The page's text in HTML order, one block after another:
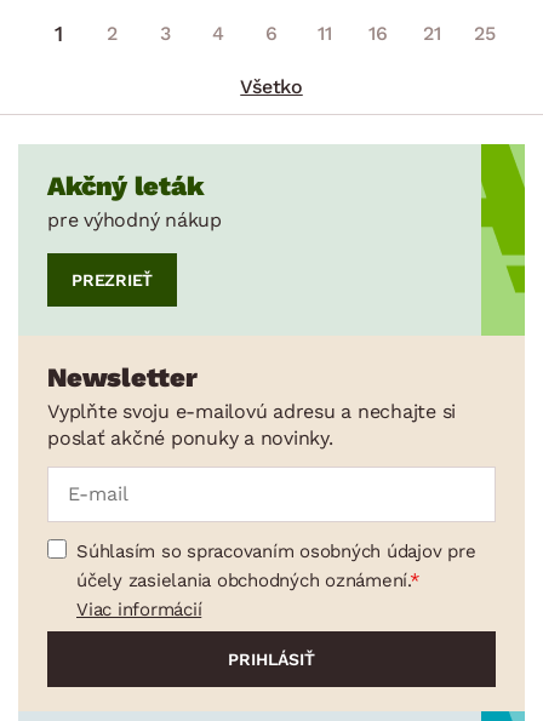
1 2 3 4 6 11 16 21 25
Všetko
Akčný leták
pre výhodný nákup
PREZRIEŤ
Newsletter
Vyplňte svoju e-mailovú adresu a nechajte si
poslať akčné ponuky a novinky.
Súhlasím so spracovaním osobných údajov pre
účely zasielania obchodných oznámení.
Viac informácií